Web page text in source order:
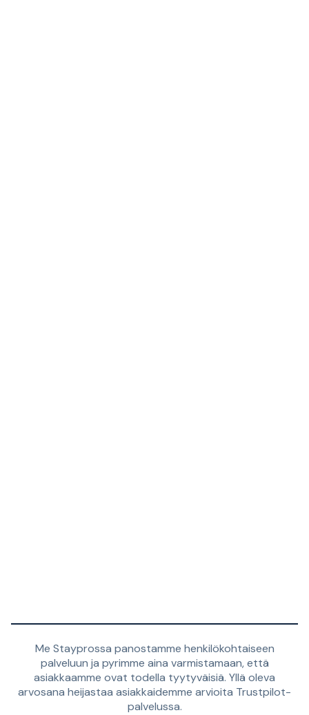
Me Stayprossa panostamme henkilökohtaiseen
palveluun ja pyrimme aina varmistamaan, että
asiakkaamme ovat todella tyytyväisiä. Yllä oleva
arvosana heijastaa asiakkaidemme arvioita Trustpilot-
palvelussa.